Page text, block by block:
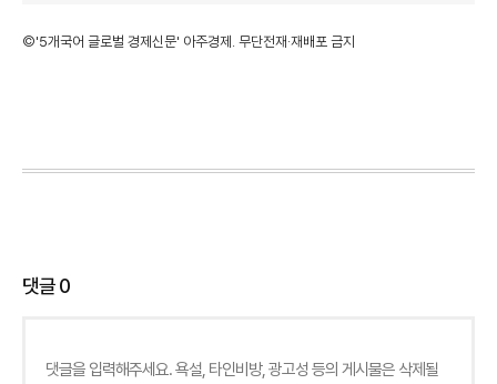
©'5개국어 글로벌 경제신문' 아주경제. 무단전재·재배포 금지
댓글0